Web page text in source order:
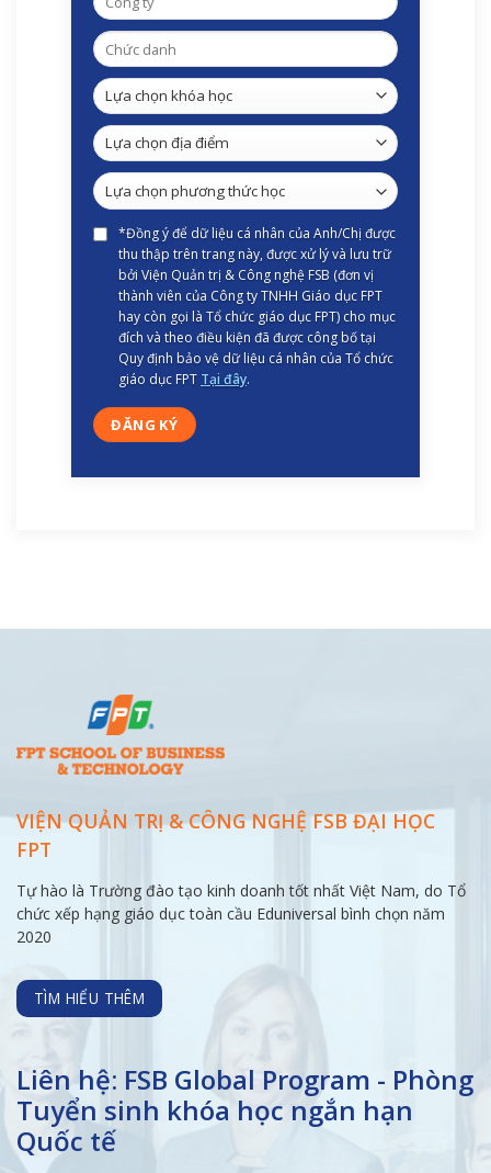
*Đồng ý để dữ liệu cá nhân của Anh/Chị được
thu thập trên trang này, được xử lý và lưu trữ
bởi Viện Quản trị & Công nghệ FSB (đơn vị
thành viên của Công ty TNHH Giáo dục FPT
hay còn gọi là Tổ chức giáo dục FPT) cho mục
đích và theo điều kiện đã được công bố tại
Quy định bảo vệ dữ liệu cá nhân của Tổ chức
giáo dục FPT Tại đây.
VIỆN QUẢN TRỊ & CÔNG NGHỆ FSB ĐẠI HỌC
FPT
Tự hào là Trường đào tạo kinh doanh tốt nhất Việt Nam, do Tổ
chức xếp hạng giáo dục toàn cầu Eduniversal bình chọn năm
2020
TÌM HIỂU THÊM
Liên hệ: FSB Global Program - Phòng
Tuyển sinh khóa học ngắn hạn
Quốc tế